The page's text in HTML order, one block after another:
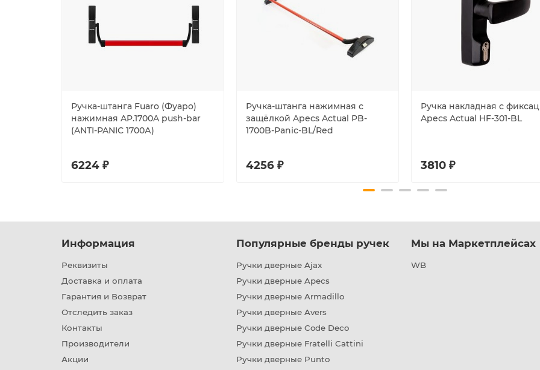
Ручка-штанга Fuaro (Фуаро)
нажимная AP.1700A push-bar
(ANTI-PANIC 1700А)
6224 ₽
Ручка-штанга нажимная с
защёлкой Apecs Actual PB-
1700B-Panic-BL/Red
4256 ₽
Ручка накладная с
Apecs Actual HF-301-BL
3810 ₽
Информация
Реквизиты
Доставка и оплата
Гарантия и Возврат
Отследить заказ
Контакты
Производители
Акции
Популярные бренды ручек
Ручки дверные Ajax
Ручки дверные Apecs
Ручки дверные Armadillo
Ручки дверные Avers
Ручки дверные Code Deco
Ручки дверные Fratelli Cattini
Ручки дверные Punto
Мы на Маркетплейсах
WB